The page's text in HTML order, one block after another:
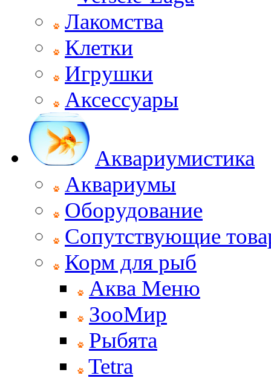
Лакомства
Клетки
Игрушки
Аксессуары
Аквариумистика
Аквариумы
Оборудование
Сопутствующие
Корм для рыб
Аква Меню
ЗооМир
Рыбята
Tetra